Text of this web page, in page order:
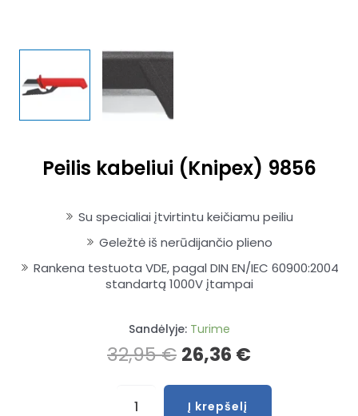
Peilis kabeliui (Knipex) 9856
Su specialiai įtvirtintu keičiamu peiliu
Geležtė iš nerūdijančio plieno
Rankena testuota VDE, pagal DIN EN/IEC 60900:2004
standartą 1000V įtampai
Sandėlyje: Turime
32,95€ 26,36 €
Į krepšelį